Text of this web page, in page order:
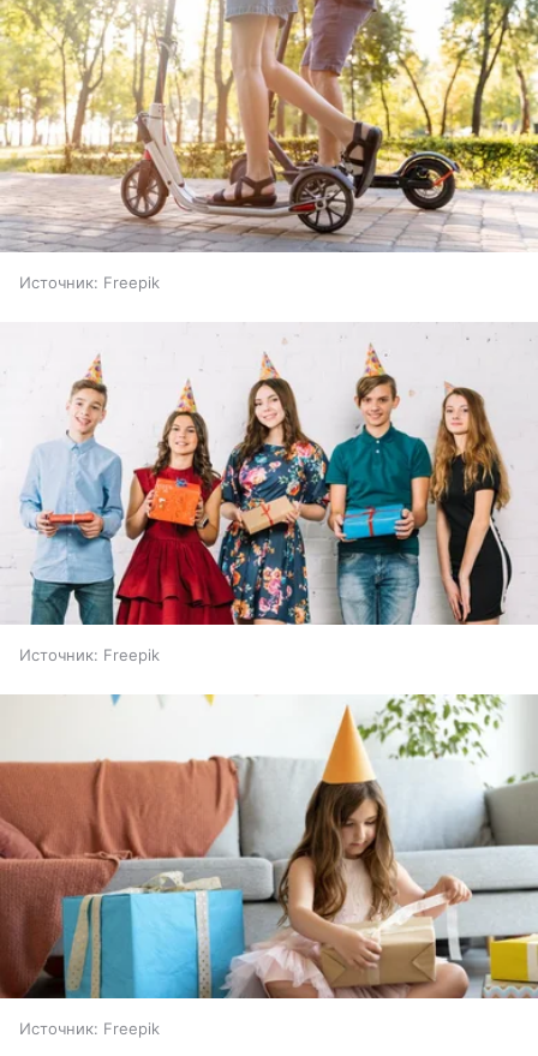
Источник: Freepik
Источник: Freepik
Источник: Freepik